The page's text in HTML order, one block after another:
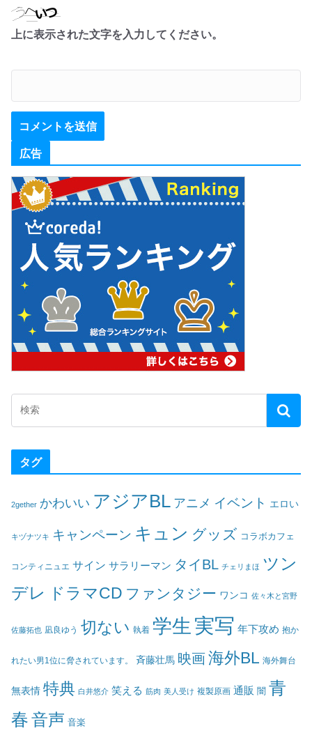
上に表示された文字を入力してください。
広告
タグ
2gether かわいい アジアBL アニメ イベント エロい
キヅナツキ キャンペーン キュン グッズ コラボカフェ
コンティニュエ サイン サラリーマン タイBL チェリまほ ツン
デレ ドラマCD ファンタジー ワンコ 佐々木と宮野
佐藤拓也 凪良ゆう 切ない 執着 学生 実写 年下攻め 抱か
れたい男1位に脅されています。 斉藤壮馬 映画海外BL 海外舞台
無表情 特典 白井悠介 笑える 筋肉 美人受け 複製原画 通販 闇 青
春音声 音楽